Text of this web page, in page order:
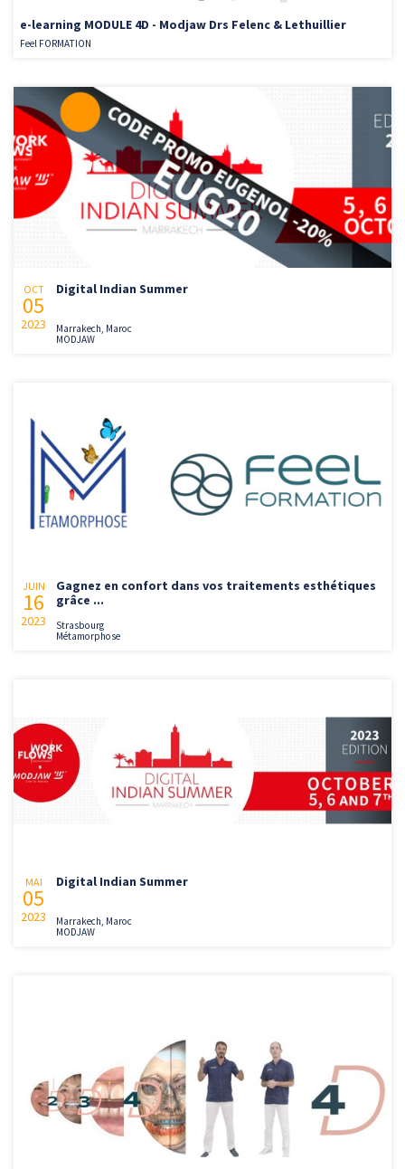
e-learning MODULE 4D - Modjaw Drs Felenc & Lethuillier
Feel FORMATION
OCT
05
2023
Digital Indian Summer
Marrakech, Maroc
MODJAW
JUIN
16
2023
Gagnez en confort dans vos traitements esthétiques
grâce ...
Strasbourg
Métamorphose
MAI
05
2023
Digital Indian Summer
Marrakech, Maroc
MODJAW